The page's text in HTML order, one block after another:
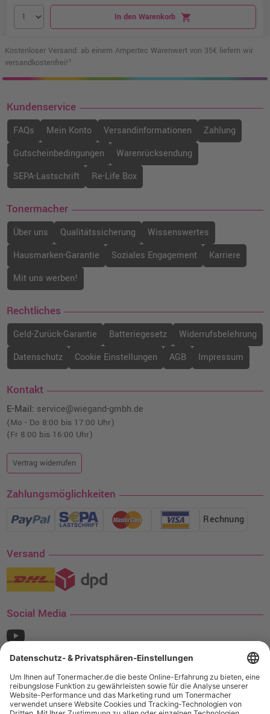
In den Warenkorb shopping_cart
Kostenloser Versand: ab einem Ampertec Warenwert von 35€ liefern wir
versandkostenfrei!¹
Kundenservice
FAQs Mein Konto Versandinformationen
Zahlung
Gutscheinbedingungen
Warenrücksendung
SEPA-Lastschrift
Re-Life Box
Tonermacher
Über uns Qualitätssicherung
Wissenswertes
Hausmarken-Garantie
Soziales Engagement
Karriere
Mit uns werben!
Rechtliches
Geld-Zurück-Garantie Batteriegesetz
Widerrufsbelehrung
Datenschutz
Cookie Einstellungen AGB Impressum
Kontakt
E-Mail: service@wiegand-gmbh.de
(Mo - Do 8:00 bis 17:00 Uhr)
(Fr 8:00 bis 16:00 Uhr)
Vertrag widerrufen
Zahlungsmöglichkeiten
Rechnung
Versand
Social Media
¹ Nur gültig für den Versand innerhalb Deutschlands. Befindet sich ein Warenwert
von mindestens 35€ (inkl. Mwst.) an Ampertec Artikeln in Ihrem Warenkorb, ist der
Versand für Sie kostenfrei.